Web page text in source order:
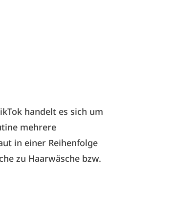
handelt es sich um
mehrere
in einer Reihenfolge
zu Haarwäsche bzw.